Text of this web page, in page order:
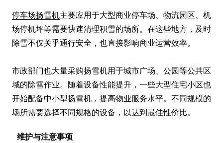
停车场扬雪机主要应用于大型商业停车场、物流园区、机
场停机坪等需要快速清理积雪的场所。在这些地方，及时
除雪不仅关乎通行安全，也直接影响商业运营效率。
市政部门也大量采购扬雪机用于城市广场、公园等公共区
域的除雪作业。随着设备性能提升，一些大型住宅小区也
开始配备中小型扬雪机，提高物业服务水平。不同规模的
场所需要选择不同规格的设备，以达到最佳性价比。
维护与注意事项